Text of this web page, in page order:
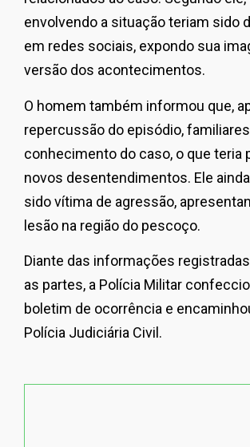
envolvendo a situação teriam sido
em redes sociais, expondo sua
versão dos acontecimentos.
O homem também informou que,
repercussão do episódio,
conhecimento do caso, o que teria
novos desentendimentos. Ele
sido vítima de agressão,
lesão na região do pescoço.
Diante das informações
as partes, a Polícia Militar
boletim de ocorrência e
Polícia Judiciária Civil.